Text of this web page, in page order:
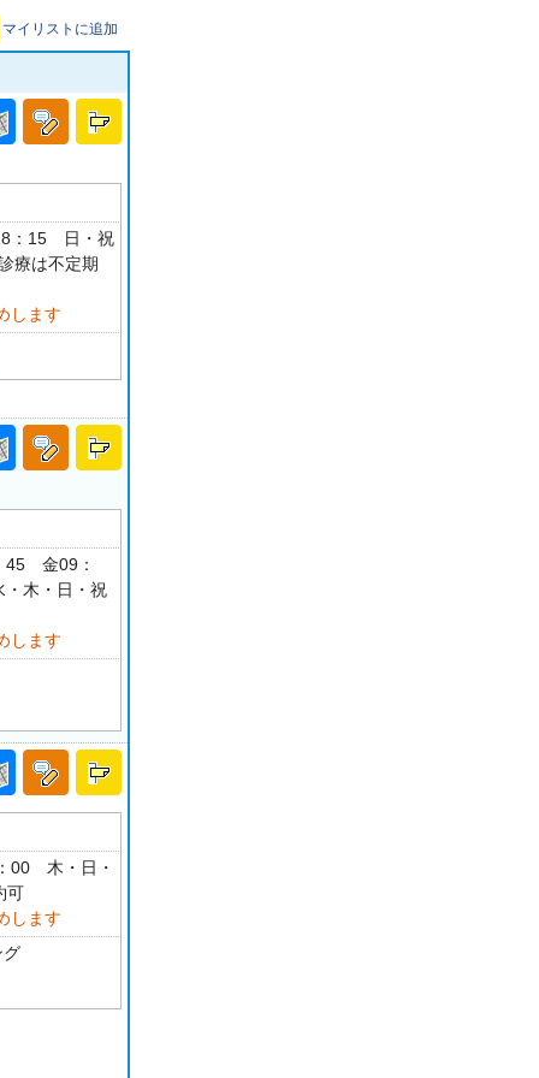
マイリストに追加
：15 日・祝
療は不定期
します
45 金09：
木・日・祝
します
00 木・日・
可
します
グ